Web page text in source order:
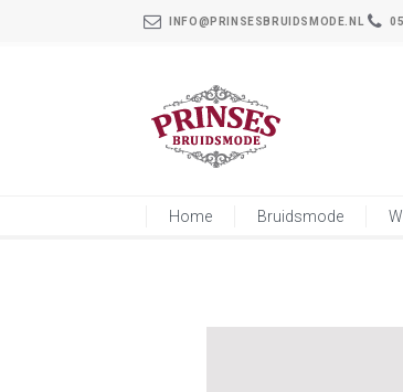
INFO@PRINSESBRUIDSMODE.NL
Home Bruidsmode